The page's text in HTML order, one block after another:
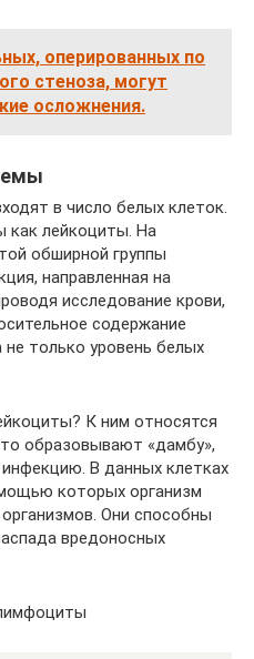
оперированных по
стеноза, могут
осложнения.
в число белых клеток.
как лейкоциты. На
обширной группы
направленная на
исследование крови,
содержание
только уровень белых
К ним относятся
образовывают «дамбу»,
В данных клетках
которых организм
Они способны
вредоносных